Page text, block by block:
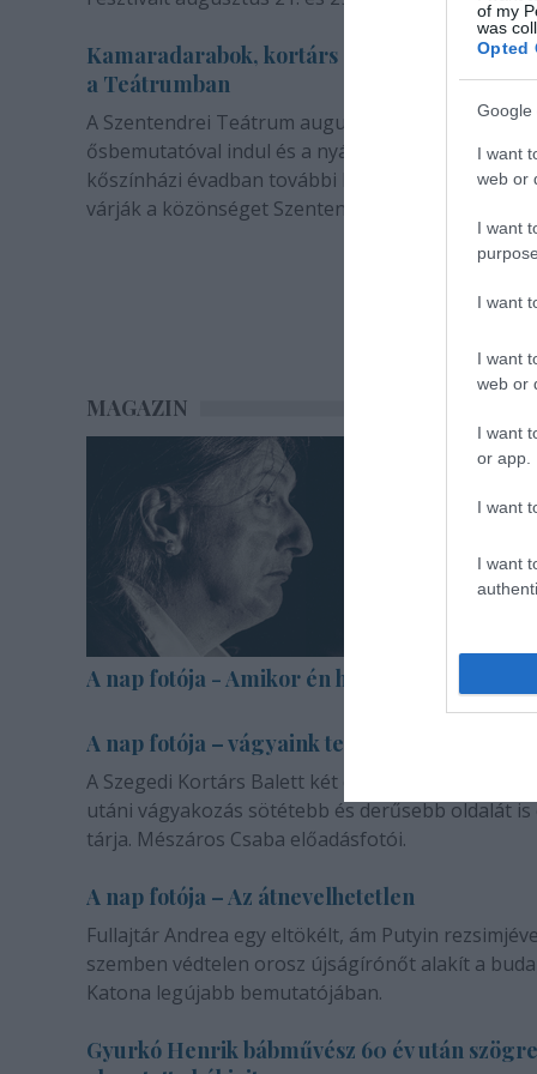
of my
was
Opted
Google
I want
web or
I want
I want
I want
web or
I want
or app.
I want
I want
Kamaradarabok, kortárs drámák,
a Teátrumban
A Szentendrei Teátrum augusztusban két
ősbemutatóval indul és a nyár végével sem zárul.
kőszínházi évadban további bemutatók és
várják a közönséget Szentendrén.
MAGAZIN
A nap fotója - Amikor én halott voltam
A nap fotója – vágyaink természetéről
A Szegedi Kortárs Balett két darabja a másik ember
utáni vágyakozás sötétebb és derűsebb oldalát is
tárja. Mészáros Csaba előadásfotói.
A nap fotója – Az átnevelhetetlen
Fullajtár Andrea egy eltökélt, ám Putyin
szemben védtelen orosz újságírónőt alakít a
Katona legújabb bemutatójában.
Gyurkó Henrik bábművész 60 év után szögre